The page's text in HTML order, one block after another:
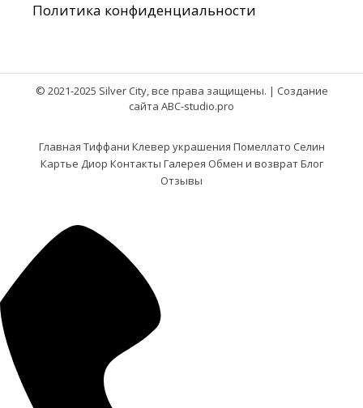
Политика конфиденциальности
© 2021-2025 Silver City, все права защищены. | Создание
сайта ABC-studio.pro
Главная Тиффани Клевер украшения Помеллато Селин
Картье Диор Контакты Галерея Обмен и возвратБлог
Отзывы